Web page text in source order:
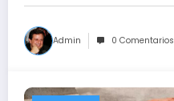
Admin 0 Comentarios